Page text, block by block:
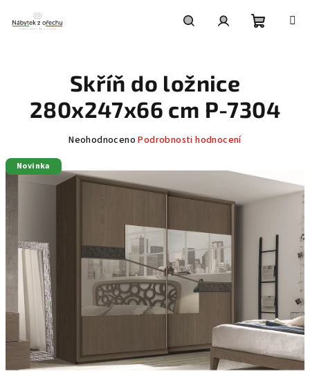
obsah
Skříň do ložnice
280x247x66 cm P-7304
Průměrné
produktu
je
Neohodnoceno Podrobnosti hodnocení
Novinka